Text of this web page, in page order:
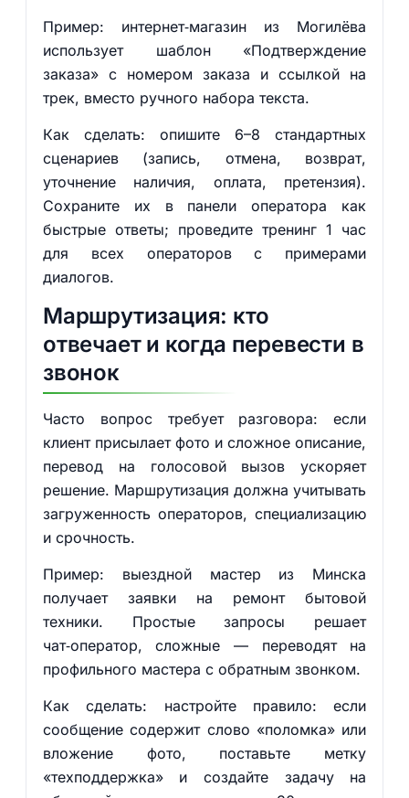
Пример: интернет‑магазин из Могилёва
использует шаблон «Подтверждение
заказа» с номером заказа и ссылкой на
трек, вместо ручного набора текста.
Как сделать: опишите 6–8 стандартных
сценариев (запись, отмена, возврат,
уточнение наличия, оплата, претензия).
Сохраните их в панели оператора как
быстрые ответы; проведите тренинг 1 час
для всех операторов с примерами
диалогов.
Маршрутизация: кто
отвечает и когда перевести в
звонок
Часто вопрос требует разговора: если
клиент присылает фото и сложное описание,
перевод на голосовой вызов ускоряет
решение. Маршрутизация должна учитывать
загруженность операторов, специализацию
и срочность.
Пример: выездной мастер из Минска
получает заявки на ремонт бытовой
техники. Простые запросы решает
чат‑оператор, сложные — переводят на
профильного мастера с обратным звонком.
Как сделать: настройте правило: если
сообщение содержит слово «поломка» или
вложение фото, поставьте метку
«техподдержка» и создайте задачу на